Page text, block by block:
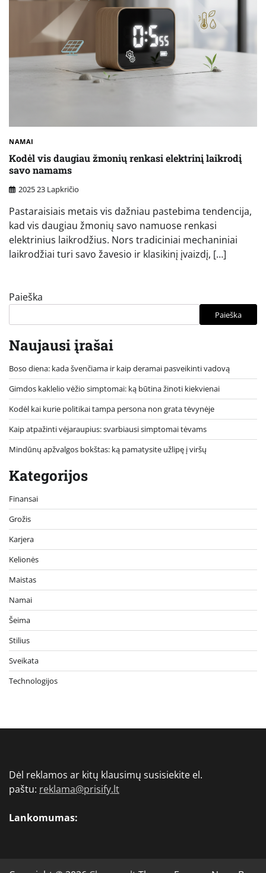
NAMAI
Kodėl vis daugiau žmonių renkasi elektrinį laikrodį
savo namams
2025 23 Lapkričio
Pastaraisiais metais vis dažniau pastebima tendencija,
kad vis daugiau žmonių savo namuose renkasi
elektrinius laikrodžius. Nors tradiciniai mechaniniai
laikrodžiai turi savo žavesio ir klasikinį įvaizdį, […]
Paieška
Paieška
Naujausi įrašai
Boso diena: kada švenčiama ir kaip deramai pasveikinti vadovą
Gimdos kaklelio vėžio simptomai: ką būtina žinoti kiekvienai
Kodėl kai kurie politikai tampa persona non grata tėvynėje
Kaip atpažinti vėjaraupius: svarbiausi simptomai tėvams
Mindūnų apžvalgos bokštas: ką pamatysite užlipę į viršų
Kategorijos
Finansai
Grožis
Karjera
Kelionės
Maistas
Namai
Šeima
Stilius
Sveikata
Technologijos
Dėl reklamos ar kitų klausimų susisiekite el.
paštu: reklama@prisify.lt
Lankomumas: